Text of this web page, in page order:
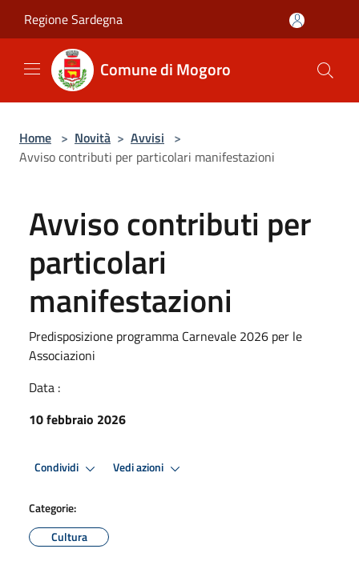
Regione Sardegna
Comune di Mogoro
Home > Novità > Avvisi >
Avviso contributi per particolari manifestazioni
Avviso contributi per
particolari
manifestazioni
Predisposizione programma Carnevale 2026 per le
Associazioni
Data :
10 febbraio 2026
Condividi Vedi azioni
Categorie:
Cultura